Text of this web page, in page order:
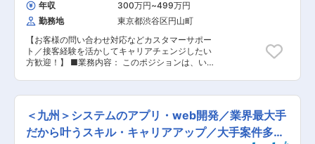
暇取得実績あり（男性80% 女性100%） ・男性
の育児休暇平均取得日数192日 ・育児のための短
時間勤務制度は子供が中学校に入学するまで利用
可能 ・有給休暇とは別にリフレッシュ休暇（3
日）を付与 ・厚生労働省認定「えるぼし」最高評
価を取得。多様な人材の活躍を積極的に支援 ■当
ラ分野において新規システムの開発及び構築から
運用保守まで一気通貫でソリューションを提供し
確固たる取引実績がある為、顧客と深い信頼関係
が築けていることが特徴です。
くソリューションの選定や技術的な観点における
フィジビリティ確認 ・案件における顧客提案から
要件定義、設計構築、運用迄の対応（顧客対応の
営業部門や業務ソリューションを担当するSEと連
携しながら、業務遂行いただきます） ・担当プロ
ジェクトの対応に加え、本部SEとして全国支社な
らびに支社担当SEの支援活動によるインフラ領域
工程からのアプローチ（セキュリティアセスメン
ト、ゼロトラストセキュリティ ロードマップ推進
他） ※当社の顧客向けIT基盤領域を中心に対応い
ータ
年収 300万円~499万円
勤務地
東京都渋谷区円山町
【お客様の問い合わせ対応などカスタマーサポー
ト／接客経験を活かしてキャリアチェンジしたい
方歓迎！】 ■業務内容： このポジションは、い
「HOTLEAD」という自社サービスを活用し、住
宅・不動産会社様とお客様をつなぐ “架け橋”とし
て活躍していただきます。 お問い合わせいただい
たお客様に電話やメールで物件探しに関わる情報
のヒアリングや、内見希望の日程調整等を行い、
＜九州＞システムのアプリ・web開発／業界最大手
だから叶うスキル・キャリアアップ／大手案件多数